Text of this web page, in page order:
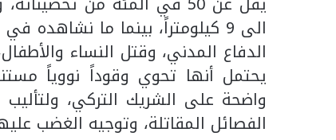
الى 9 كيلومتراً، بينما ما
الدفاع المدني، وقتل النساء
يحتمل أنها تحوي وقوداً نووياً
واضحة على الشريك التركي،
الفصائل المقاتلة، وتوجيه الغضب